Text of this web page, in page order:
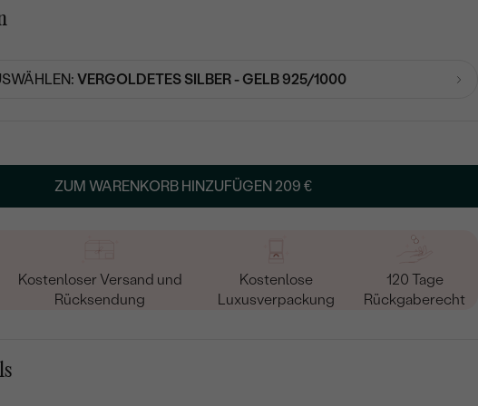
VERGOLDETES SILBER - GELB 925/1000
ZUM WARENKORB HINZUFÜGEN 209 €
Kostenloser Versand und
Rücksendung
Kostenlose
Luxusverpackung
120 Tage
Rückgaberecht